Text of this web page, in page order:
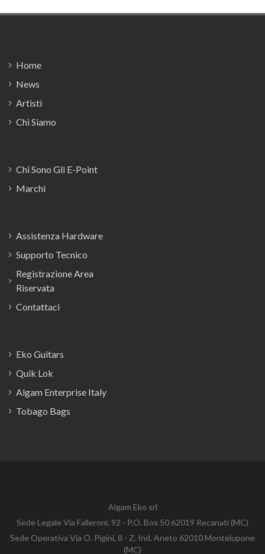
Home
News
Artisti
Chi Siamo
Chi Sono Gli E-Point
Marchi
Assistenza Hardware
Supporto Tecnico
Registrazione Area
Riservata
Contattaci
Eko Guitars
Quik Lok
Algam Enterprise Italy
Tobago Bags
Algam Eko srl
Sede Legale Via Falleroni, 92 - P.O. Box 50 62019 Recanati (MC)
Sede Operativa Via O. Pigini, 8 - Z. Ind. Aneto 62010 Montelupone
(MC)